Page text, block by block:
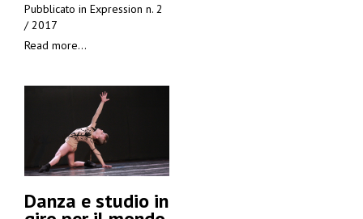
Pubblicato in Expression n. 2
/ 2017
Read more...
Danza e studio in